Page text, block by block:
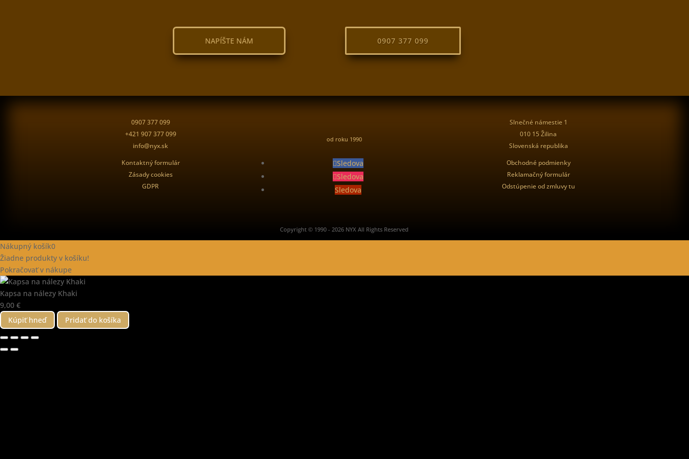
NAPÍŠTE NÁM 0907 377 099
0907 377 099
+421 907 377 099
info@nyx.sk
od roku 1990
Slnečné námestie 1
010 15 Žilina
Slovenská republika
Kontaktný formulár
Zásady cookies
GDPR
Sledova
Sledova
Sledova
Copyright © 1990 - 2026 NYX All Rights Reserved
Obchodné podmienky
Reklamačný formulár
Odstúpenie od zmluvy tu
Nákupný košík0
Žiadne produkty v košíku!
Pokračovať v nákupe
Kapsa na nálezy Khaki
9,00 €
Kúpiť hneď
Pridať do košíka